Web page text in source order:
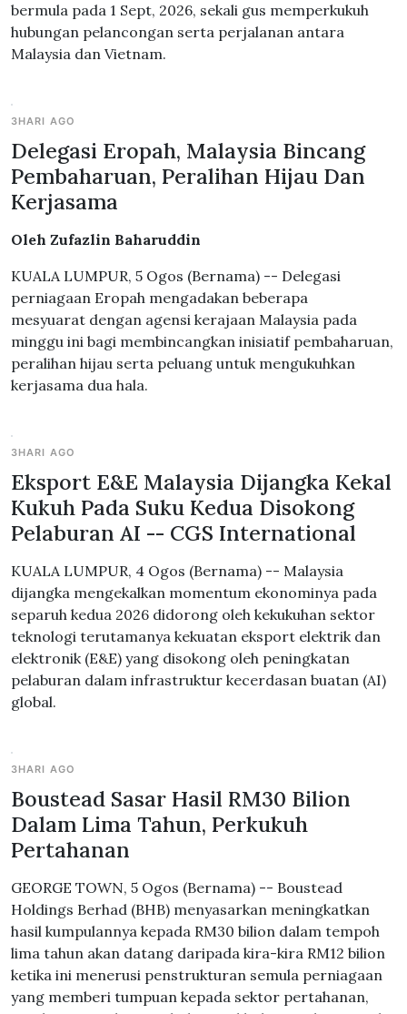
bermula pada 1 Sept, 2026, sekali gus memperkukuh
hubungan pelancongan serta perjalanan antara
Malaysia dan Vietnam.
3HARI AGO
Delegasi Eropah, Malaysia Bincang
Pembaharuan, Peralihan Hijau Dan
Kerjasama
Oleh Zufazlin Baharuddin
KUALA LUMPUR, 5 Ogos (Bernama) -- Delegasi
perniagaan Eropah mengadakan beberapa
mesyuarat dengan agensi kerajaan Malaysia pada
minggu ini bagi membincangkan inisiatif pembaharuan,
peralihan hijau serta peluang untuk mengukuhkan
kerjasama dua hala.
3HARI AGO
Eksport E&E Malaysia Dijangka Kekal
Kukuh Pada Suku Kedua Disokong
Pelaburan AI -- CGS International
KUALA LUMPUR, 4 Ogos (Bernama) -- Malaysia
dijangka mengekalkan momentum ekonominya pada
separuh kedua 2026 didorong oleh kekukuhan sektor
teknologi terutamanya kekuatan eksport elektrik dan
elektronik (E&E) yang disokong oleh peningkatan
pelaburan dalam infrastruktur kecerdasan buatan (AI)
global.
3HARI AGO
Boustead Sasar Hasil RM30 Bilion
Dalam Lima Tahun, Perkukuh
Pertahanan
GEORGE TOWN, 5 Ogos (Bernama) -- Boustead
Holdings Berhad (BHB) menyasarkan meningkatkan
hasil kumpulannya kepada RM30 bilion dalam tempoh
lima tahun akan datang daripada kira-kira RM12 bilion
ketika ini menerusi penstrukturan semula perniagaan
yang memberi tumpuan kepada sektor pertahanan,